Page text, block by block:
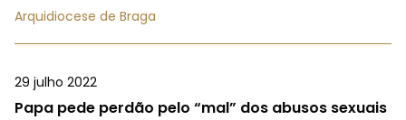
Arquidiocese de Braga
29 julho 2022
Papa pede perdão pelo “mal” dos abusos sexuais